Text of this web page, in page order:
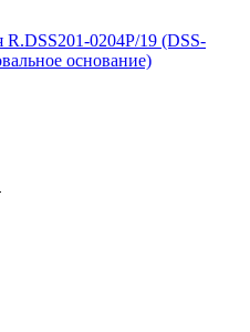
R.DSS201-0204P/19 (DSS-
основание)